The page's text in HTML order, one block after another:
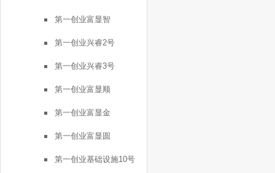
第一创业富显智
第一创业兴睿2号
第一创业兴睿3号
第一创业富显顺
第一创业富显金
第一创业富显圆
第一创业基础设施10号